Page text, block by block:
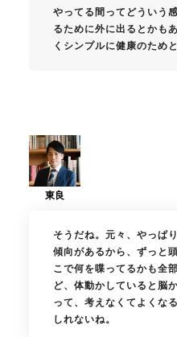
やってる間ってどういう
るために外に出るとかも
くシンプルに健康のため
そうだね。元々、やっぱ
傾向があるから、ずっと
こで何を喋ってるかも全
ど、体動かしていると脳
って、考えなくてよくな
しれないね。